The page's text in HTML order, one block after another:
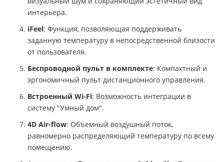
интерьера.
iFeel: Функция, позволяющая поддерживать
заданную температуру в непосредственной близости
от пользователя.
Беспроводной пульт в комплекте: Компактный и
эргономичный пульт дистанционного управления.
Встроенный Wi-Fi: Возможность интеграции в
систему "Умный дом".
4D Air-flow: Объемный воздушный поток,
равномерно распределяющий температуру по всему
помещению.